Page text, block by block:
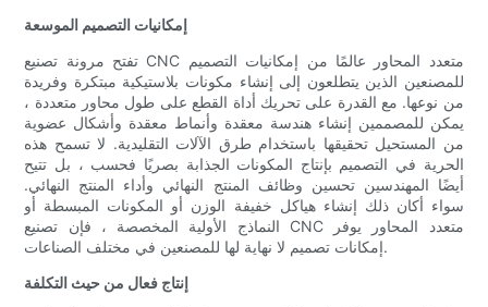
إمكانيات التصميم الموسعة
تفتح مرونة تصنيع CNC متعدد المحاور عالمًا من إمكانيات التصميم
للمصنعين الذين يتطلعون إلى إنشاء مكونات بلاستيكية مبتكرة وفريدة
من نوعها. مع القدرة على تحريك أداة القطع على طول محاور متعددة ،
يمكن للمصممين إنشاء هندسة معقدة وأنماط معقدة وأشكال عضوية
من المستحيل تحقيقها باستخدام طرق الآلات التقليدية. لا تسمح هذه
الحرية في التصميم بإنتاج المكونات الجذابة بصريًا فحسب ، بل تتيح
أيضًا المهندسين تحسين وظائف المنتج النهائي وأداء المنتج النهائي.
سواء أكان ذلك إنشاء هياكل خفيفة الوزن أو المكونات المبسطة أو
النماذج الأولية المخصصة ، فإن تصنيع CNC متعدد المحاور يوفر
إمكانات تصميم لا نهاية لها للمصنعين في مختلف الصناعات.
إنتاج فعال من حيث التكلفة